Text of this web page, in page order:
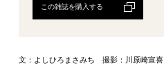
この雑誌を購入する
文：よしひろまさみち 撮影：川原崎宣喜